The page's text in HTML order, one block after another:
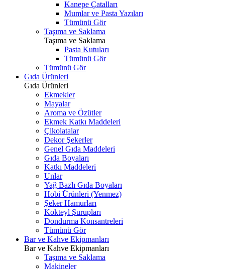
Kanepe Çatalları
Mumlar ve Pasta Yazıları
Tümünü Gör
Taşıma ve Saklama
Taşıma ve Saklama
Pasta Kutuları
Tümünü Gör
Tümünü Gör
Gıda Ürünleri
Gıda Ürünleri
Ekmekler
Mayalar
Aroma ve Özütler
Ekmek Katkı Maddeleri
Çikolatalar
Dekor Şekerler
Genel Gıda Maddeleri
Gıda Boyaları
Katkı Maddeleri
Unlar
Yağ Bazlı Gıda Boyaları
Hobi Ürünleri (Yenmez)
Şeker Hamurları
Kokteyl Şurupları
Dondurma Konsantreleri
Tümünü Gör
Bar ve Kahve Ekipmanları
Bar ve Kahve Ekipmanları
Taşıma ve Saklama
Makineler